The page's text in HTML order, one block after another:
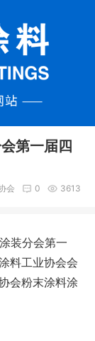
第一届四
3613
0
会
装分会第一
料工业协会会
会粉末涂料涂